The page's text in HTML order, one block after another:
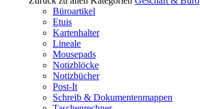
Büroartikel
Etuis
Kartenhalter
Lineale
Mousepads
Notizblöcke
Notizbücher
Post-It
Schreib & Dokumentenmappen